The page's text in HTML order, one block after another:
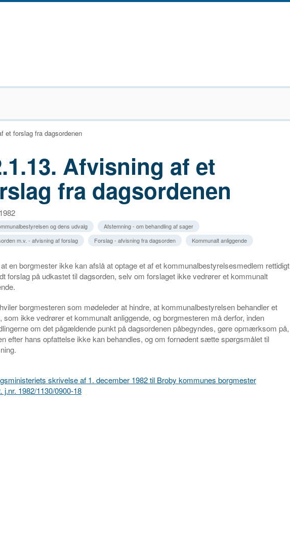
et forslag fra dagsordenen
Afvisning af et
fra dagsordenen
og dens udvalg
Afstemning - om behandling af sager
m.v. - afvisning af forslag
Forslag - afvisning fra dagsorden Kommunalt anliggende
en borgmester ikke kan afslå at optage et af et kommunalbestyrelsesmedlem rettidigt
forslag på udkastet til dagsorden, selv om forslaget ikke vedrører et kommunalt
borgmesteren som mødeleder at hindre, at kommunalbestyrelsen behandler et
som ikke vedrører et kommunalt anliggende, og borgmesteren må derfor, inden
om det pågældende punkt på dagsordenen påbegyndes, gøre opmærksom på,
efter hans opfattelse ikke kan behandles, og om fornødent sætte spørgsmålet til
skrivelse af 1. december 1982 til Broby kommunes borgmester
j.nr. 1982/1130/0900-18